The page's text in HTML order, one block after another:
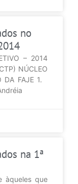
no
– 2014
NÚCLEO
DA FAJE 1.
na 1ª
àqueles que